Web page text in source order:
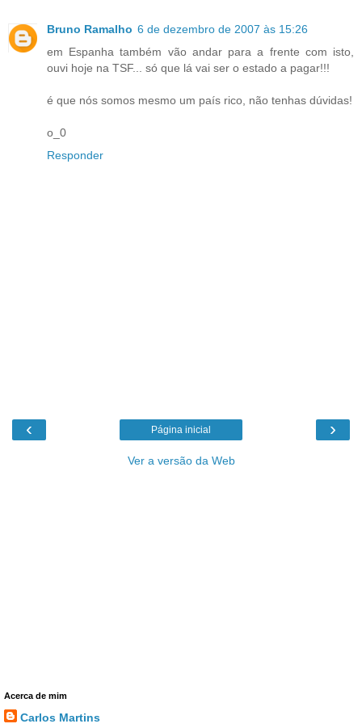
Bruno Ramalho 6 de dezembro de 2007 às 15:26
em Espanha também vão andar para a frente com isto,
ouvi hoje na TSF... só que lá vai ser o estado a pagar!!!
é que nós somos mesmo um país rico, não tenhas dúvidas!
o_0
Responder
‹ ›
Página inicial
Ver a versão da Web
Acerca de mim
Carlos Martins